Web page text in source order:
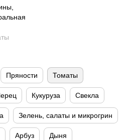
Пряности Томаты
Кукуруза Свекла
Зелень, салаты и микрогрин
Арбуз Дыня